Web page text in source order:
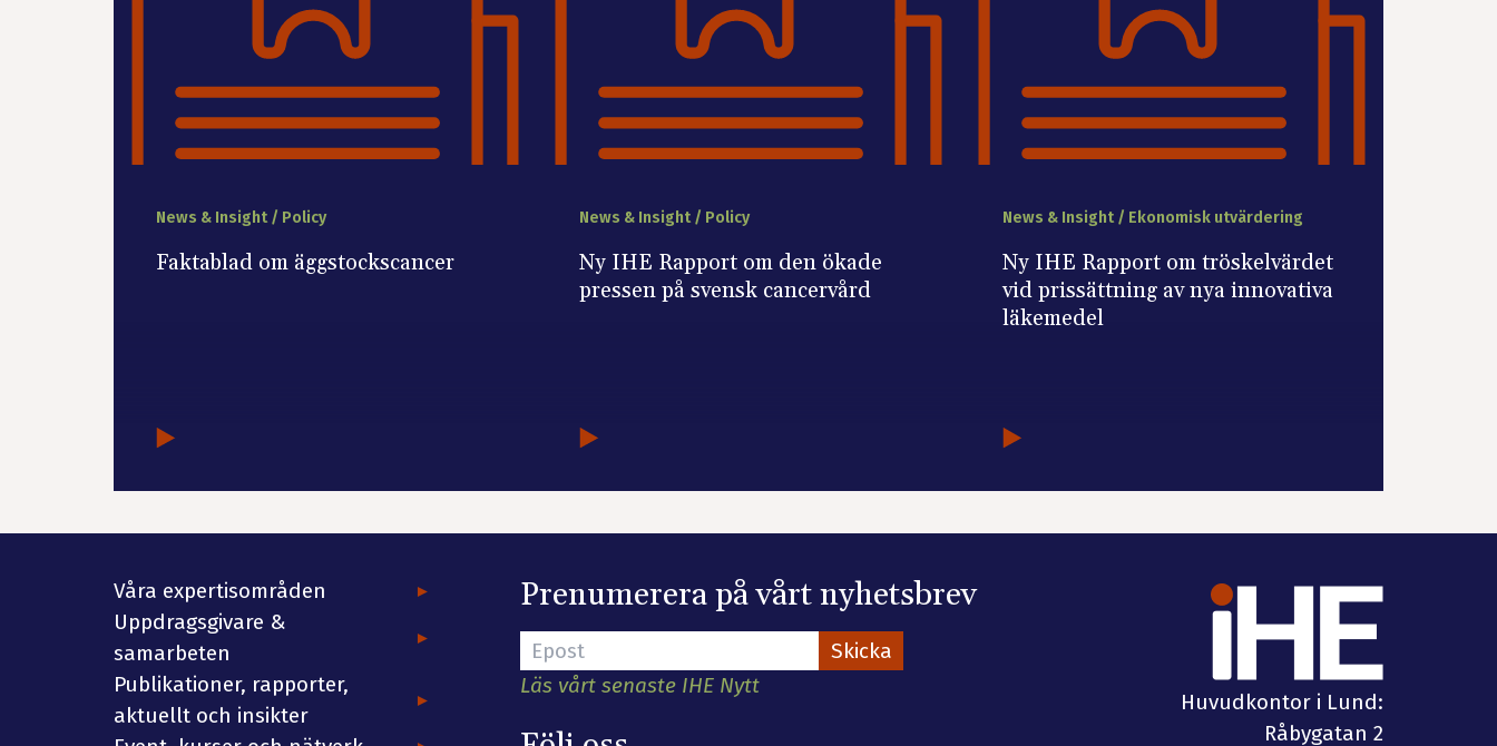
News & Insight / Policy
Faktablad om äggstockscancer
News & Insight / Policy
Ny IHE Rapport om den ökade
pressen på svensk cancervård
News & Insight / Ekonomisk utvärdering
Ny IHE Rapport om tröskelvärdet
vid prissättning av nya innovativa
läkemedel
Våra expertisområden
Uppdragsgivare &
samarbeten
Publikationer, rapporter,
aktuellt och insikter
Prenumerera på vårt nyhetsbrev
Läs vårt senaste IHE Nytt
Huvudkontor i Lund:
Råbygatan 2